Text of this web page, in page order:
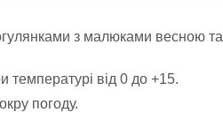
з малюками весною та
температурі від 0 до +15.
погоду.